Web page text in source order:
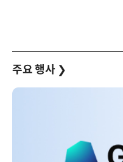
주요 행사 ❯